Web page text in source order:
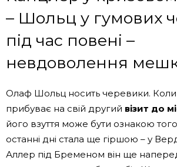
– Шольц у гумових
під час повені –
невдоволення
Олаф Шольц носить черевики.
прибуває на свій другий візит до
його взуття може бути ознакою
останні дні стала ще гіршою – у
Аллер під Бременом він ще